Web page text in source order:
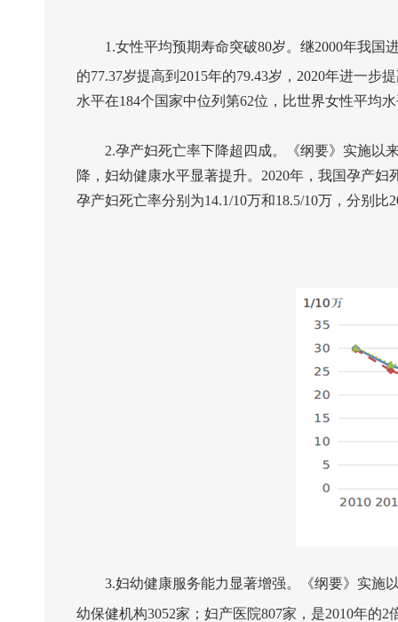
1. 女性平均预期寿命突破80岁。继2000年我国
的77.37岁提高到 2015年的79.43岁， 2020年进一步
水平在184个国家中位列第62位，比世界女性平均
2.孕产妇死亡率下降超四成。《纲要》实施以
降，妇幼健康水平显著提升。 2020年，我国孕产妇
孕产妇死亡率分别为14.1/10万和18.5/10万，分别比
3.妇幼健康服务能力显著增强。《纲要》实施
幼保健机构3052家；妇产医院807家，是2010年的2